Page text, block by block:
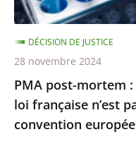
conféren...
loi
française
n’est
pas
incompatible
avec
la
PMA post-mortem
loi française n’est
convention
DÉCISION DE JUSTICE
28 novembre 2024